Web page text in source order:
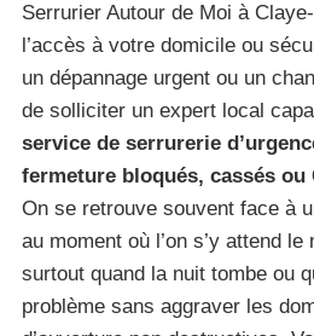
Serrurier Autour de Moi à
l’accès à votre domicile ou
un dépannage urgent ou un
de solliciter un expert local
service de serrurerie
fermeture bloqués, cassés
On se retrouve souvent face à
au moment où l’on s’y attend
surtout quand la nuit tombe ou
problème sans aggraver les